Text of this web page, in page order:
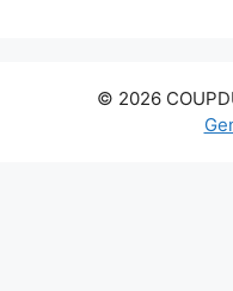
© 2026